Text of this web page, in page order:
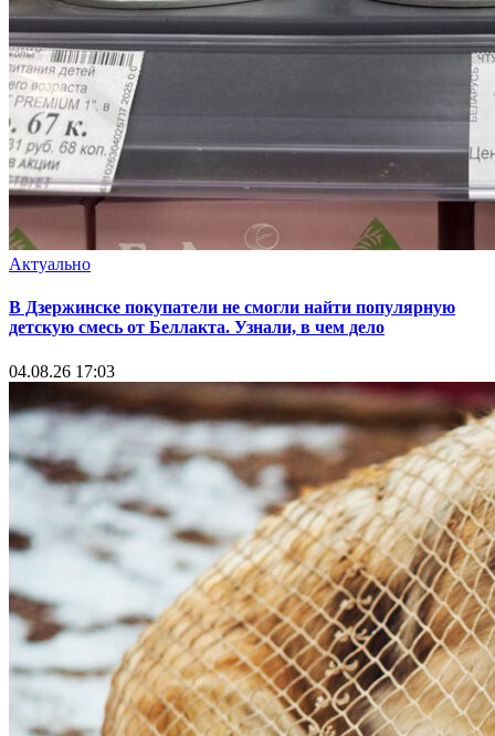
Актуально
В Дзержинске покупатели не смогли найти популярную
детскую смесь от Беллакта. Узнали, в чем дело
04.08.26 17:03